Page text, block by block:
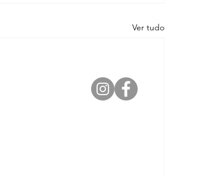
Ver tudo